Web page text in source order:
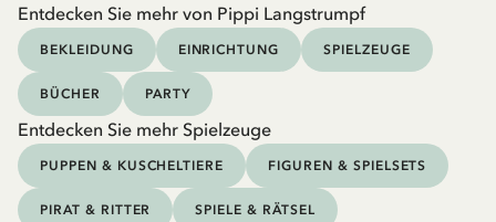
Entdecken Sie mehr von Pippi Langstrumpf
BEKLEIDUNG EINRICHTUNG SPIELZEUGE
BÜCHER PARTY
Entdecken Sie mehr Spielzeuge
PUPPEN & KUSCHELTIERE FIGUREN & SPIELSETS
PIRAT & RITTER SPIELE & RÄTSEL